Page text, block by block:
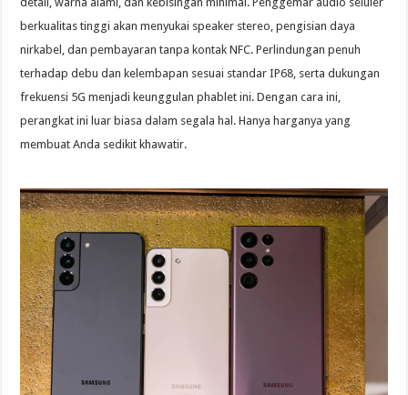
berkualitas tinggi akan menyukai speaker stereo, pengisian daya
nirkabel, dan pembayaran tanpa kontak NFC. Perlindungan penuh
terhadap debu dan kelembapan sesuai standar IP68, serta dukungan
frekuensi 5G menjadi keunggulan phablet ini. Dengan cara ini,
perangkat ini luar biasa dalam segala hal. Hanya harganya yang
membuat Anda sedikit khawatir.